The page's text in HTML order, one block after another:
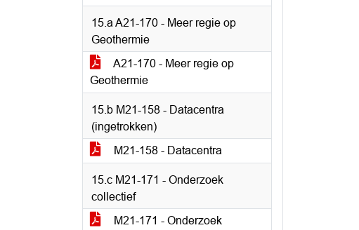
15.a A21-170 - Meer regie op
Geothermie
A21-170 - Meer regie op
Geothermie
15.b M21-158 - Datacentra
(ingetrokken)
M21-158 - Datacentra
15.c M21-171 - Onderzoek
collectief
M21-171 - Onderzoek